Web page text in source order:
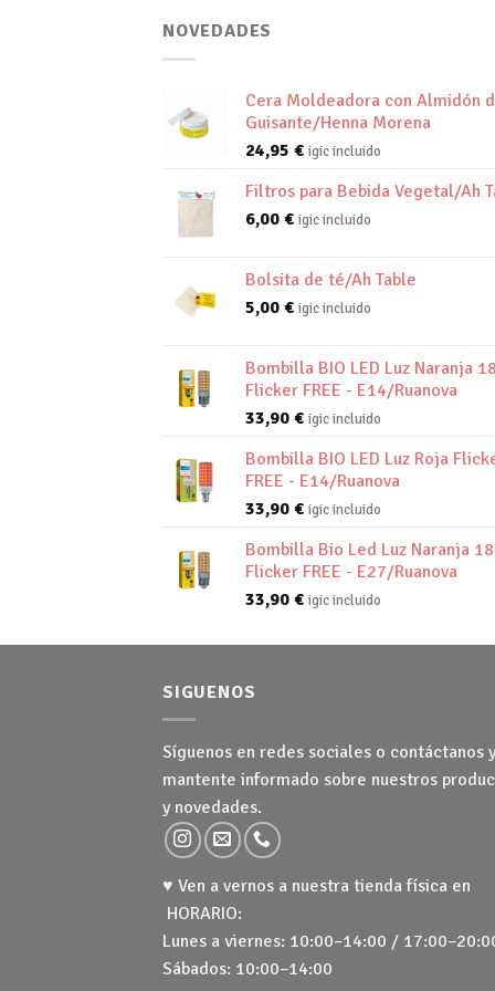
NOVEDADES
Cera Moldeadora con Almidón
Guisante/Henna Morena
24,95 € igic incluido
Filtros para Bebida Vegetal/Ah
6,00 € igic incluido
Bolsita de té/Ah Table
5,00 € igic incluido
Bombilla BIO LED Luz Naranja
Flicker FREE - E14/Ruanova
33,90 € igic incluido
Bombilla BIO LED Luz Roja
FREE - E14/Ruanova
33,90 € igic incluido
Bombilla Bio Led Luz Naranja
Flicker FREE - E27/Ruanova
33,90 € igic incluido
SIGUENOS
Síguenos en redes sociales o contáctanos y
mantente informado sobre nuestros
y novedades.
♥ Ven a vernos a nuestra tienda física en
HORARIO:
Lunes a viernes: 10:00–14:00 /
Sábados: 10:00–14:00